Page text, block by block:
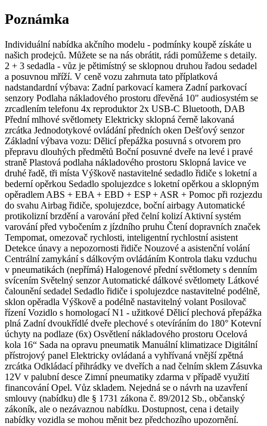
Poznámka
Individuální nabídka akčního modelu - podmínky koupě získáte u
našich prodejců. Můžete se na nás obrátit, rádi pomůžeme s detaily.
2 + 3 sedadla - vůz je pětimístný se sklopnou druhou řadou sedadel
a posuvnou mříží. V ceně vozu zahrnuta tato příplatková
nadstandardní výbava: Zadní parkovací kamera Zadní parkovací
senzory Podlaha nákladového prostoru dřevěná 10" audiosystém se
zrcadlením telefonu 4x reproduktor 2x USB-C Bluetooth, DAB
Přední mlhové světlomety Elektricky sklopná černě lakovaná
zrcátka Jednodotykové ovládání předních oken Dešťový senzor
Základní výbava vozu: Dělicí přepážka posuvná s otvorem pro
přepravu dlouhých předmětů Boční posuvné dveře na levé i pravé
straně Plastová podlaha nákladového prostoru Sklopná lavice ve
druhé řadě, tři místa Výškově nastavitelné sedadlo řidiče s loketní a
bederní opěrkou Sedadlo spolujezdce s loketní opěrkou a sklopným
opěradlem ABS + EBA + EBD + ESP + ASR + Pomoc při rozjezdu
do svahu Airbag řidiče, spolujezdce, boční airbagy Automatické
protikolizní brzdění a varování před čelní kolizí Aktivní systém
varování před vybočením z jízdního pruhu Čtení dopravních značek
Tempomat, omezovač rychlosti, inteligentní rychlostní asistent
Detekce únavy a nepozornosti řidiče Nouzové a asistenční volání
Centrální zamykání s dálkovým ovládáním Kontrola tlaku vzduchu
v pneumatikách (nepřímá) Halogenové přední světlomety s denním
svícením Světelný senzor Automatické dálkové světlomety Látkové
čalounění sedadel Sedadlo řidiče i spolujezdce nastavitelné podélně,
sklon opěradla Výškově a podélně nastavitelný volant Posilovač
řízení Vozidlo s homologací N1 - užitkové Dělicí plechová přepážka
plná Zadní dvoukřídlé dveře plechové s otevíráním do 180° Kotevní
úchyty na podlaze (6x) Osvětlení nákladového prostoru Ocelová
kola 16“ Sada na opravu pneumatik Manuální klimatizace Digitální
přístrojový panel Elektricky ovládaná a vyhřívaná vnější zpětná
zrcátka Odkládací přihrádky ve dveřích a nad čelním sklem Zásuvka
12V v palubní desce Zimní pneumatiky zdarma v případě využití
financování Opel. Vůz skladem. Nejedná se o návrh na uzavření
smlouvy (nabídku) dle § 1731 zákona č. 89/2012 Sb., občanský
zákoník, ale o nezávaznou nabídku. Dostupnost, cena i detaily
nabídky vozidla se mohou měnit bez předchozího upozornění.